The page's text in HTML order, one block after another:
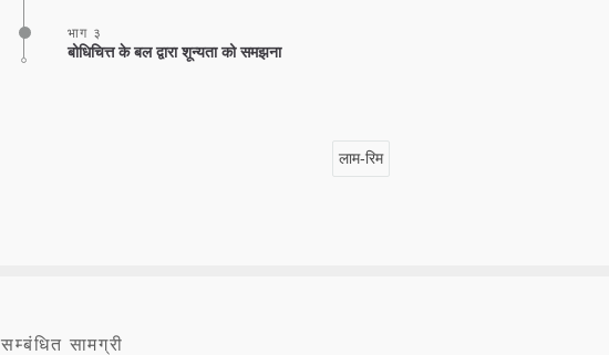
भाग ३
बोधिचित्त के बल द्वारा शून्यता को समझना
लाम-रिम
सम्बंधित सामग्री